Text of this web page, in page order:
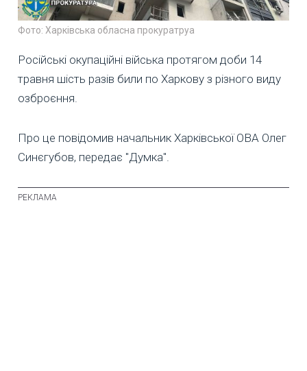
Фото: Харківська обласна прокуратруа
Російські окупаційні війська протягом доби 14
травня шість разів били по Харкову з різного виду
озброєння.
Про це повідомив начальник Харківської ОВА Олег
Синєгубов, передає "Думка".